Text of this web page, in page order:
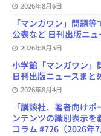
2026年8月6日
「マンガワン」問題
公表など 日刊出版ニ
2026年8月5日
小学館「マンガワン」
日刊出版ニュースまと
2026年8月4日
「講談社、著者向け
ンテンツの識別表示を
コラム #726（2026年7